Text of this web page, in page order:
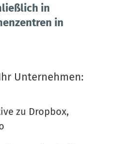
in
in
Unternehmen:
zu Dropbox,